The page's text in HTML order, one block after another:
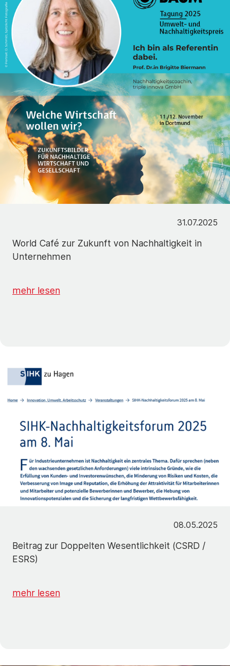
31.07.2025
World Café zur Zukunft von Nachhaltigkeit in
Unternehmen
mehr lesen
08.05.2025
Beitrag zur Doppelten Wesentlichkeit (CSRD /
ESRS)
mehr lesen